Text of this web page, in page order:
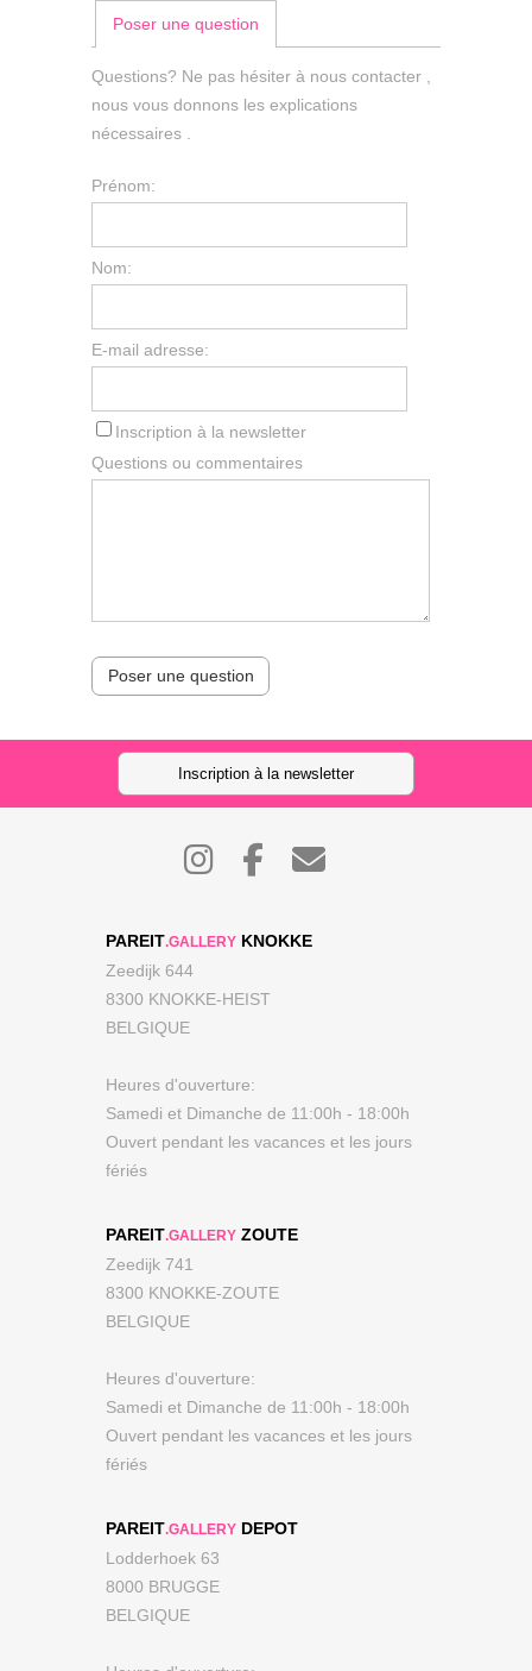
Poser une question
Questions? Ne pas hésiter à nous contacter ,
nous vous donnons les explications
nécessaires .
Prénom:
Nom:
E-mail adresse:
Inscription à la newsletter
Questions ou commentaires
Poser une question
Inscription à la newsletter
PAREIT.GALLERY KNOKKE
Zeedijk 644
8300 KNOKKE-HEIST
BELGIQUE
Heures d'ouverture:
Samedi et Dimanche de 11:00h - 18:00h
Ouvert pendant les vacances et les jours
fériés
PAREIT.GALLERY ZOUTE
Zeedijk 741
8300 KNOKKE-ZOUTE
BELGIQUE
Heures d'ouverture:
Samedi et Dimanche de 11:00h - 18:00h
Ouvert pendant les vacances et les jours
fériés
PAREIT.GALLERY DEPOT
Lodderhoek 63
8000 BRUGGE
BELGIQUE